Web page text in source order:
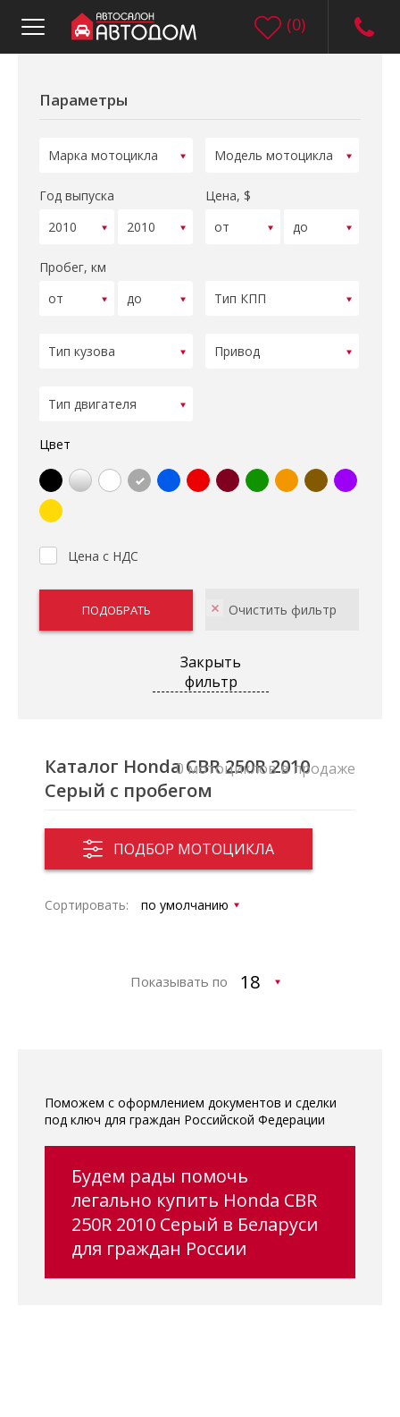
(0)
Параметры
Год выпуска Цена, $
Пробег, км
Цвет
Цена с НДС
Закрыть
фильтр
Каталог Honda CBR 250R 2010
Серый с пробегом
ПОДБОР МОТОЦИКЛА
0 мотоциклов в продаже
Сортировать:
Показывать по
Поможем с оформлением документов и сделки
под ключ для граждан Российской Федерации
Будем рады помочь
легально купить Honda CBR
250R 2010 Серый в Беларуси
для граждан России